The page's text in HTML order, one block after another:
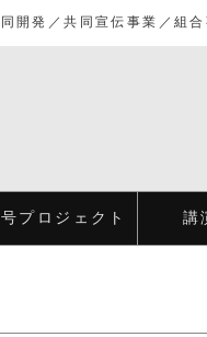
開発／共同宣伝事業／組
プロジェクト 講